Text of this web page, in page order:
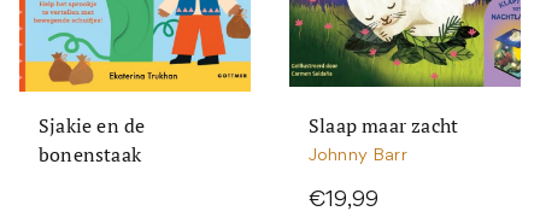
Sjakie en de
bonenstaak
Slaap maar zacht
Johnny Barr
€19,99